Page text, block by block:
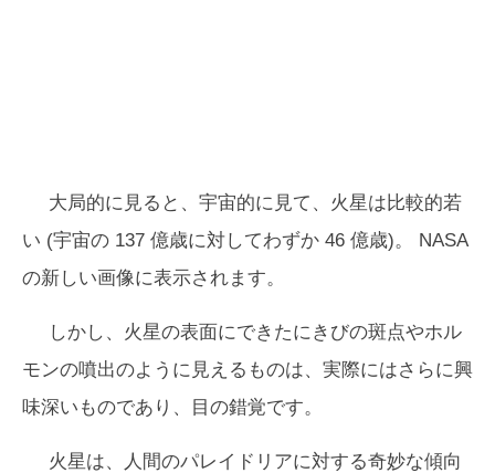
大局的に見ると、宇宙的に見て、火星は比較的若
い (宇宙の 137 億歳に対してわずか 46 億歳)。 NASA
の新しい画像に表示されます。
しかし、火星の表面にできたにきびの斑点やホル
モンの噴出のように見えるものは、実際にはさらに興
味深いものであり、目の錯覚です。
火星は、人間のパレイドリアに対する奇妙な傾向